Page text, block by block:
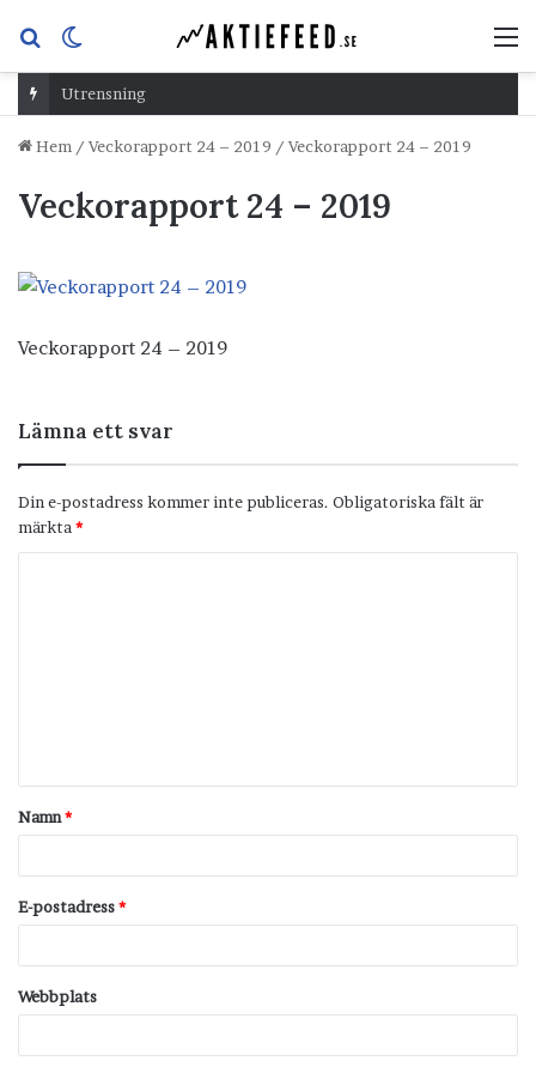
Sök
efterskin
Utrensning
Hem / Veckorapport 24 – 2019 / Veckorapport 24 – 2019
Veckorapport 24 – 2019
Veckorapport 24 – 2019
Lämna ett svar
Din e-postadress kommer inte publiceras. Obligatoriska fält är
märkta *
t
a
Namn*
E-postadress*
Webbplats